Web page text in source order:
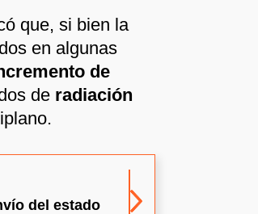
que, si bien la
en algunas
de
de radiación
del estado